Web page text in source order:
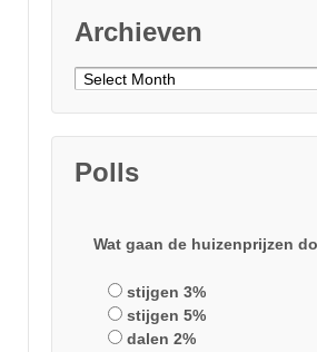
Archieven
Archieven
Polls
Wat gaan de huizenprijzen
stijgen 3%
stijgen 5%
dalen 2%